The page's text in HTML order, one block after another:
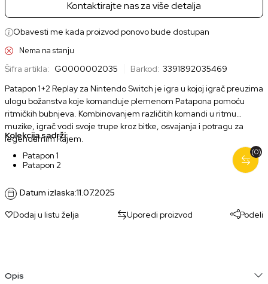
Kontaktirajte nas za više detalja
Obavesti me kada proizvod ponovo bude dostupan
Nema na stanju
Šifra artikla: G0000002035 Barkod: 3391892035469
Patapon 1+2 Replay za Nintendo Switch je igra u kojoj igrač preuzima
ulogu božanstva koje komanduje plemenom Patapona pomoću
ritmičkih bubnjeva. Kombinovanjem različitih komandi u ritmu
muzike, igrač vodi svoje trupe kroz bitke, osvajanja i potragu za
legendarnim Rajem.
Kolekcija sadrži:
Patapon 1
Patapon 2
Datum izlaska:11.07.2025
Dodaj u listu želja Uporedi proizvod Podeli
(0)
Opis